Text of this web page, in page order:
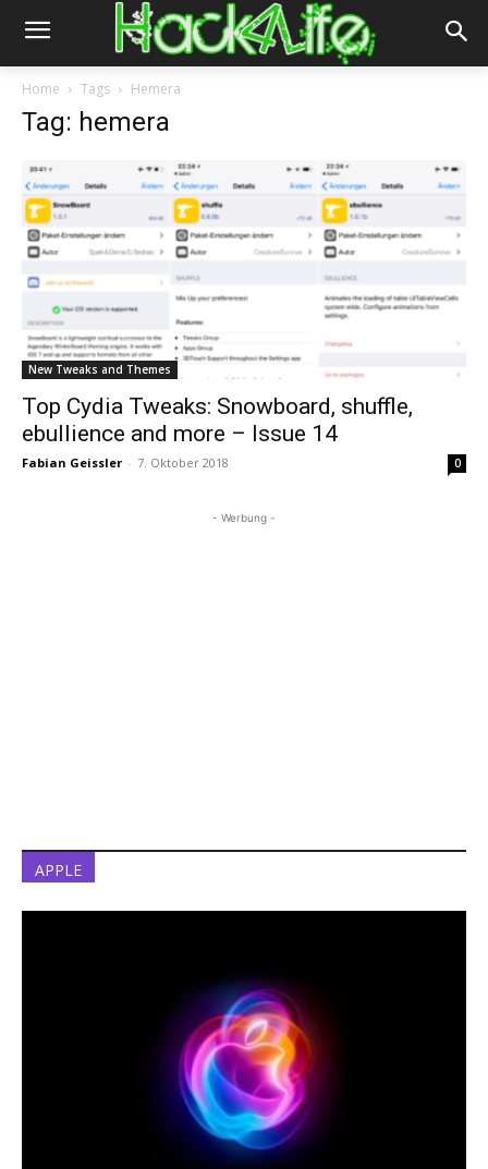
Home Tags Hemera
Tag: hemera
New Tweaks and Themes
Top Cydia Tweaks: Snowboard, shuffle,
ebullience and more – Issue 14
Fabian Geissler - 7. Oktober 2018 0
- Werbung -
APPLE